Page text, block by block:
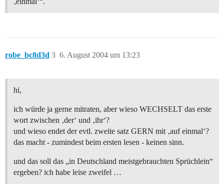
robe_bc8d3d 6. August 2004 um 13:23
3
hi,
ich würde ja gerne mitraten, aber wieso WECHSELT das erste
wort zwischen ‚der‘ und ‚ihr‘?
und wieso endet der evtl. zweite satz GERN mit ‚auf einmal‘?
das macht - zumindest beim ersten lesen - keinen sinn.
und das soll das „in Deutschland meistgebrauchten Sprüchlein“
ergeben? ich habe leise zweifel …